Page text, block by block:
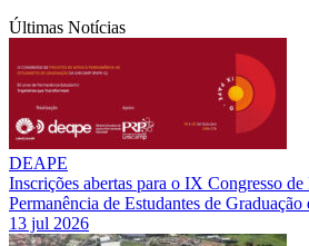
Últimas Notícias
DEAPE
Inscrições abertas para o IX Congresso
Permanência de Estudantes de
13 jul 2026